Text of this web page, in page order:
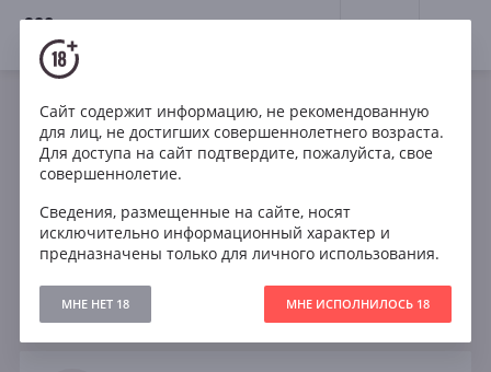
18+
Все виски Бурбон Односолодовый
Фильтры ОЧИСТИТЬ
Поиск
Сайт содержит информацию, не рекомендованную
для лиц, не достигших совершеннолетнего возраста.
Для доступа на сайт подтвердите, пожалуйста, свое
совершеннолетие.
Сведения, размещенные на сайте, носят
исключительно информационный характер и
предназначены только для личного использования.
МНЕ НЕТ 18 МНЕ ИСПОЛНИЛОСЬ 18